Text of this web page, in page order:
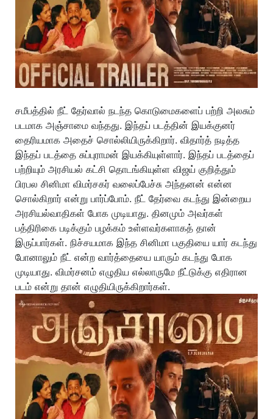
சமீபத்தில் நீட் தேர்வால் நடந்த கொடுமைகளைப் பற்றி அலசும்
படமாக அஞ்சாமை வந்தது. இந்தப் படத்தின் இயக்குனர்
தைரியமாக அதைச் சொல்லியிருக்கிறார். விதார்த் நடித்த
இந்தப் படத்தை சுப்புராமன் இயக்கியுள்ளார். இந்தப் படத்தைப்
பற்றியும் அரசியல் கட்சி தொடங்கியுள்ள விஜய் குறித்தும்
பிரபல சினிமா விமர்சகர் வலைப்பேச்சு அந்தனன் என்ன
சொல்கிறார் என்று பார்ப்போம். நீட் தேர்வை கடந்து இன்றைய
அரசியல்வாதிகள் போக முடியாது. தினமும் அவர்கள்
பத்திரிகை படிக்கும் பழக்கம் உள்ளவர்களாகத் தான்
இருப்பார்கள். நிச்சயமாக இந்த சினிமா பகுதியை யார் கடந்து
போனாலும் நீட் என்ற வார்த்தையை யாரும் கடந்து போக
முடியாது. விமர்சனம் எழுதிய எல்லாருமே நீட்டுக்கு எதிரான
படம் என்று தான் எழுதியிருக்கிறார்கள்.